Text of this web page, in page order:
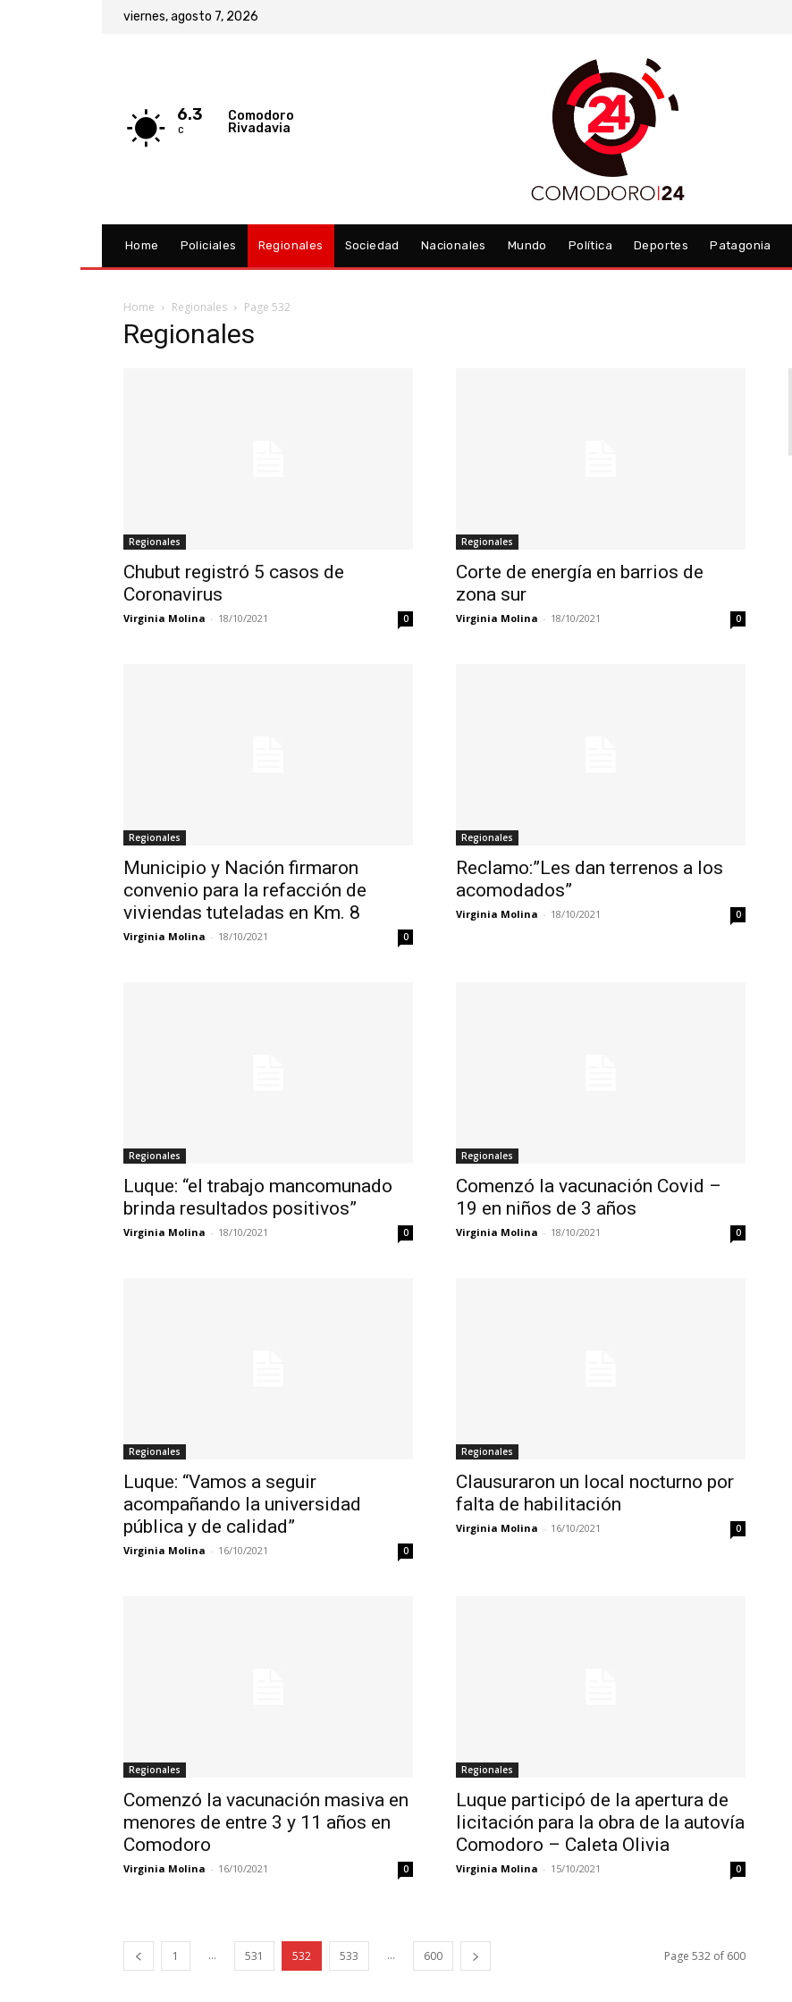
viernes, agosto 7, 2026
6.3
C
Comodoro
Rivadavia
Home Policiales Regionales Sociedad Nacionales Mundo Política Deportes Patagonia
Home Regionales Page 532
Regionales
Regionales
Chubut registró 5 casos de
Coronavirus
Virginia Molina - 18/10/2021 0
Regionales
Corte de energía en barrios de
zona sur
Virginia Molina - 18/10/2021 0
Regionales
Municipio y Nación firmaron
convenio para la refacción de
viviendas tuteladas en Km. 8
Virginia Molina - 18/10/2021 0
Regionales
Reclamo:”Les dan terrenos a los
acomodados”
Virginia Molina - 18/10/2021 0
Regionales
Luque: “el trabajo mancomunado
brinda resultados positivos”
Virginia Molina - 18/10/2021 0
Regionales
Comenzó la vacunación Covid –
19 en niños de 3 años
Virginia Molina - 18/10/2021 0
Regionales
Luque: “Vamos a seguir
acompañando la universidad
pública y de calidad”
Virginia Molina - 16/10/2021 0
Regionales
Clausuraron un local nocturno por
falta de habilitación
Virginia Molina - 16/10/2021 0
Regionales
Comenzó la vacunación masiva en
menores de entre 3 y 11 años en
Comodoro
Virginia Molina - 16/10/2021 0
Regionales
Luque participó de la apertura de
licitación para la obra de la autovía
Comodoro – Caleta Olivia
Virginia Molina - 15/10/2021 0
1 ... 531 532 533 ... 600 Page 532 of 600